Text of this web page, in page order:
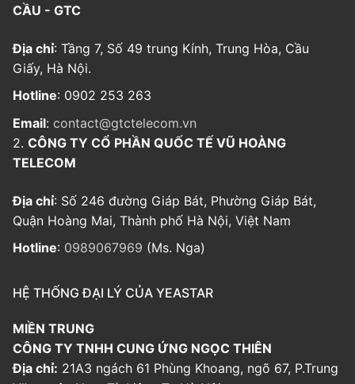
CẦU - GTC
Địa chỉ: Tầng 7, Số 49 trung Kính, Trung Hòa, Cầu
Giấy, Hà Nội.
Hotline: 0902 253 263
Email: contact@gtctelecom.vn
2. CÔNG TY CỔ PHẦN QUỐC TẾ VŨ HOÀNG
TELECOM
Địa chỉ: Số 246 đường Giáp Bát, Phường Giáp Bát,
Quận Hoàng Mai, Thành phố Hà Nội, Việt Nam
Hotline: 0989067969 (Ms. Nga)
HỆ THỐNG ĐẠI LÝ CỦA YEASTAR
MIỀN TRUNG
CÔNG TY TNHH CUNG ỨNG NGỌC THIÊN
Địa chỉ: 21A3 ngách 61 Phùng Khoang, ngõ 67, P.Trung